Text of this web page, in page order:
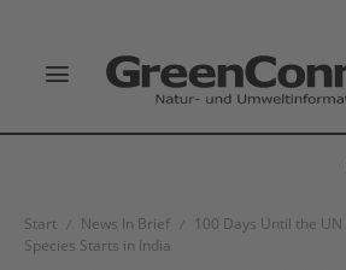
Start News In Brief
100 Days Until the
Species Starts in India